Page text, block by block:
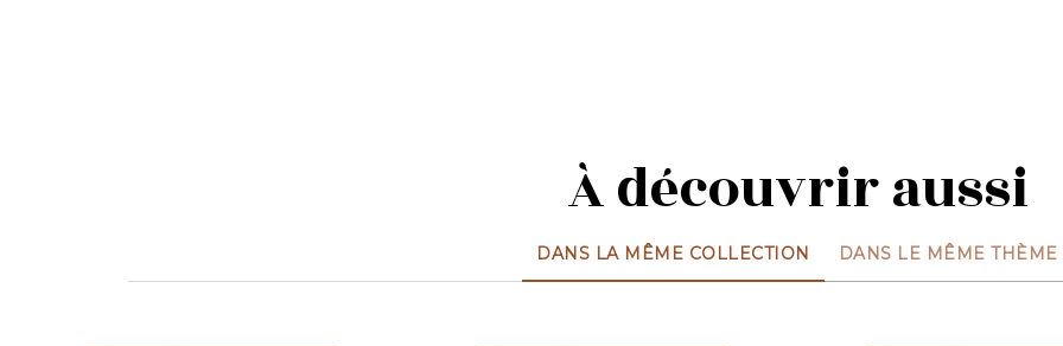
À découvrir aussi
DANS LA MÊME COLLECTION DANS LE MÊME THÈME